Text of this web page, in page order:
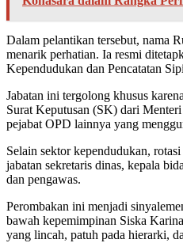
Dalam pelantikan tersebut, nama
menarik perhatian. Ia resmi
Kependudukan dan Pencatatan
Jabatan ini tergolong khusus
Surat Keputusan (SK) dari
pejabat OPD lainnya yang
Selain sektor kependudukan,
jabatan sekretaris dinas, kepala
dan pengawas.
Perombakan ini menjadi
bawah kepemimpinan Siska
yang lincah, patuh pada hierarki,